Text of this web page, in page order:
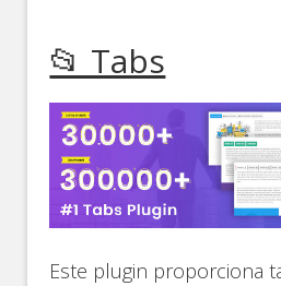
📂 Tabs
Este plugin proporciona